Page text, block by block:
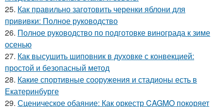
25. Как правильно заготовить черенки яблони для
прививки: Полное руководство
26. Полное руководство по подготовке винограда к зиме
осенью
27. Как высушить шиповник в духовке с конвекцией:
простой и безопасный метод
28. Какие спортивные сооружения и стадионы есть в
Екатеринбурге
29. Сценическое обаяние: Как оркестр CAGMO покоряет